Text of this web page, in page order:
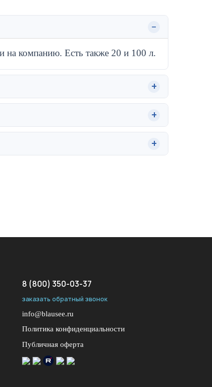
компанию. Есть также 20 и 100 л.
8 (800) 350-03-37
заказать обратный звонок
info@blausee.ru
Политика конфиденциальности
Публичная оферта